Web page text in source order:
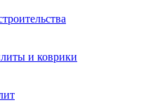
и коврики